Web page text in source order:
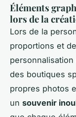
Éléments
lors de la
Lors de la
proportions et
des boutiques
propres photos
un souvenir